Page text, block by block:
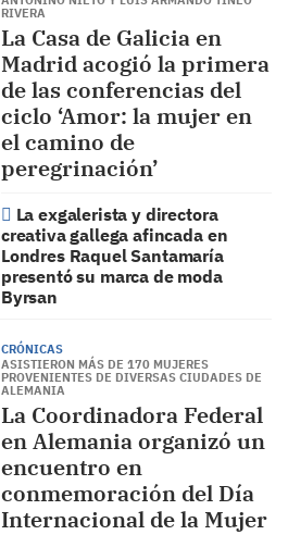
RIVERA
La Casa de Galicia en
Madrid acogió la primera
de las conferencias del
ciclo ‘Amor: la mujer en
el camino de
peregrinación’
La exgalerista y directora
creativa gallega afincada en
Londres Raquel Santamaría
presentó su marca de moda
Byrsan
CRÓNICAS
ASISTIERON MÁS DE 170 MUJERES
PROVENIENTES DE DIVERSAS CIUDADES DE
ALEMANIA
La Coordinadora Federal
en Alemania organizó un
encuentro en
conmemoración del Día
Internacional de la Mujer